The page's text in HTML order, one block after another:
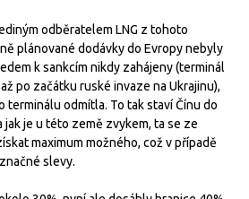
odběratelem LNG z tohoto
plánované dodávky do Evropy nebyly
k sankcím nikdy zahájeny (terminál
po začátku ruské invaze na Ukrajinu),
terminálu odmítla. To tak staví Čínu do
je u této země zvykem, ta se ze
maximum možného, což v případě
slevy.